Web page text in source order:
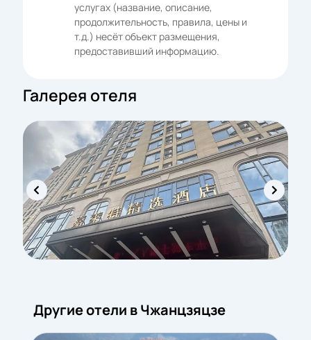
услугах (название, описание,
продолжительность, правила, цены и
т.д.) несёт объект размещения,
предоставивший информацию.
Галерея отеля
Другие отели в Чжанцзяцзе